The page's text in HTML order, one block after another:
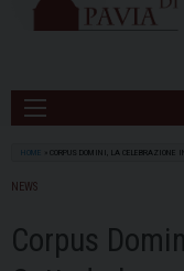
HOME CORPUS DOMINI, LA CELEBRAZIONE
NEWS
Corpus